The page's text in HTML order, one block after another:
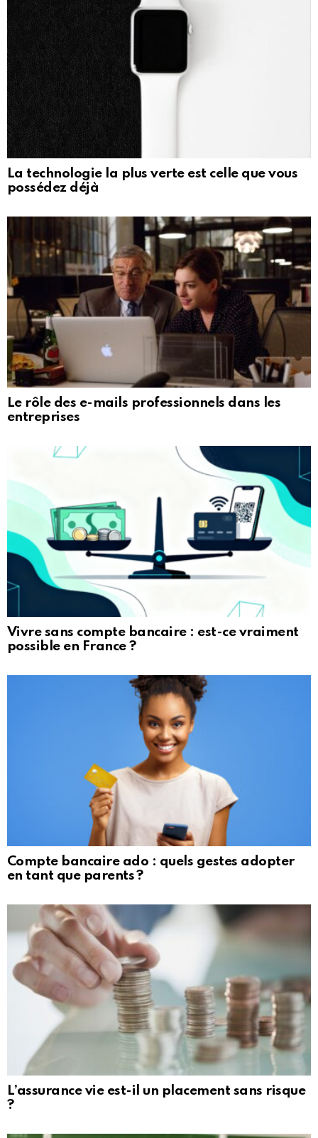
La technologie la plus verte est celle que vous
possédez déjà
Le rôle des e-mails professionnels dans les
entreprises
Vivre sans compte bancaire : est-ce vraiment
possible en France ?
Compte bancaire ado : quels gestes adopter
en tant que parents ?
L’assurance vie est-il un placement sans risque
?